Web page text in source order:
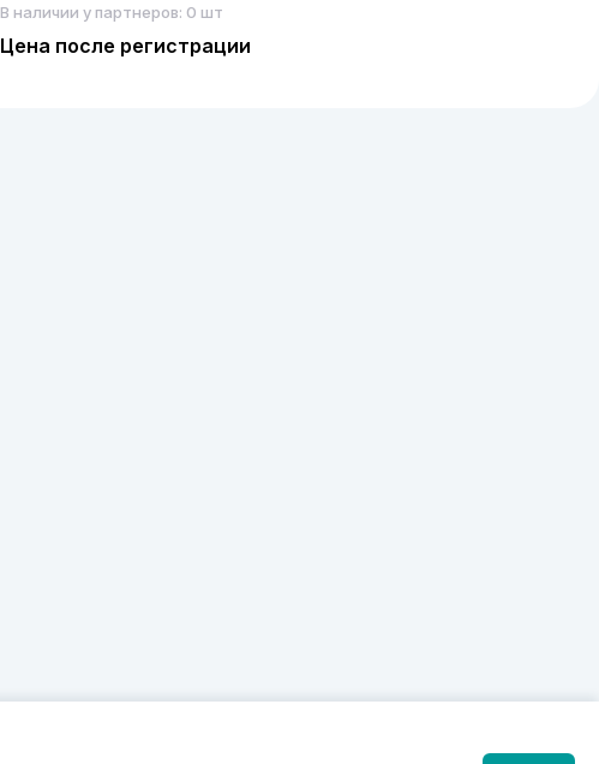
В наличии у партнеров: 0 шт
Цена после регистрации